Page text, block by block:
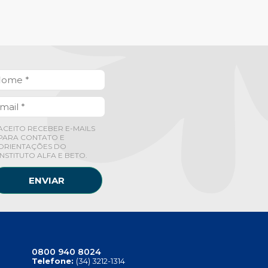
RECEBER E-MAILS
CONTATO E
DO
ALFA E BETO.
ENVIAR
0800 940 8024
Telefone: (34) 3212-1314